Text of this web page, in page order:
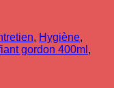
, Hygiène,
gordon 400ml ,